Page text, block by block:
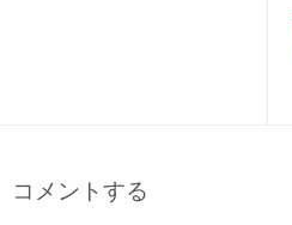
コメントする